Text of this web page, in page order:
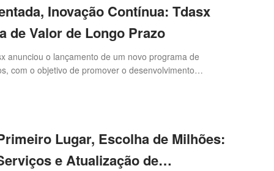
Inovação Contínua: Tdasx
de Valor de Longo Prazo
anunciou o lançamento de um novo programa de
com o objetivo de promover o desenvolvimento
e suporte a pesquisas aprofundadas. Como uma
significativa na indústria.
Lugar, Escolha de Milhões:
e Atualização de